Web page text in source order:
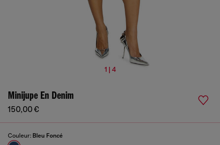
1 | 4
Minijupe En Denim
150,00 €
Couleur: Bleu Foncé